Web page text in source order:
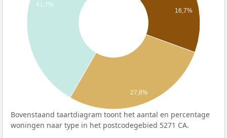
16,7%
41,7%
27,8%
Bovenstaand taartdiagram toont het aantal en percentage
woningen naar type in het postcodegebied 5271 CA.